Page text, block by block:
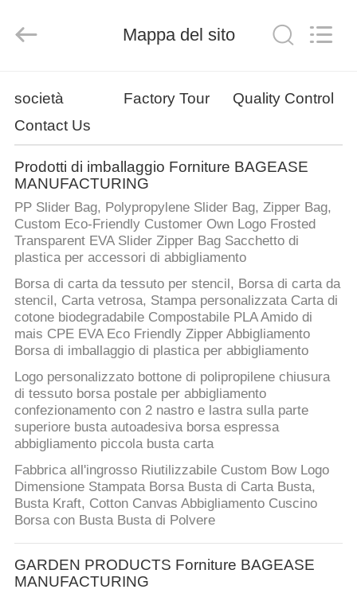
PRODOTTI
CIRCA
NOI
GIRO
DELLA
FABBRICA
CONTROLLO
DI
QUALITÀ
CONTATTICI
RICHIEDA
UNA
CITAZIONE
CO.,LTD..
Mappa del sito
società Factory Tour
Quality Control
Contact Us
Prodotti di imballaggio Forniture BAGEASE
MANUFACTURING
PP Slider Bag, Polypropylene Slider Bag, Zipper Bag,
Custom Eco-Friendly Customer Own Logo Frosted
Transparent EVA Slider Zipper Bag Sacchetto di
plastica per accessori di abbigliamento
Borsa di carta da tessuto per stencil, Borsa di carta da
stencil, Carta vetrosa, Stampa personalizzata Carta di
cotone biodegradabile Compostabile PLA Amido di
mais CPE EVA Eco Friendly Zipper Abbigliamento
Borsa di imballaggio di plastica per abbigliamento
Logo personalizzato bottone di polipropilene chiusura
di tessuto borsa postale per abbigliamento
confezionamento con 2 nastro e lastra sulla parte
superiore busta autoadesiva borsa espressa
abbigliamento piccola busta carta
Fabbrica all'ingrosso Riutilizzabile Custom Bow Logo
Dimensione Stampata Borsa Busta di Carta Busta,
Busta Kraft, Cotton Canvas Abbigliamento Cuscino
Borsa con Busta Busta di Polvere
GARDEN PRODUCTS Forniture BAGEASE
MANUFACTURING